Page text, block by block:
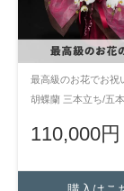
最高級のお花でお祝
胡蝶蘭 三本立ち/五
110,000円